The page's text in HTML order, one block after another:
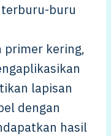
buru
primer kering,
lapisan
dengan
hasil